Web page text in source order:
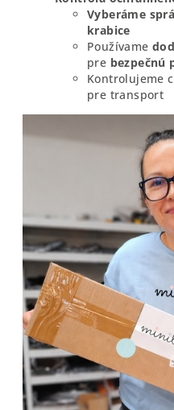
Vyberáme
krabice
Používame
pre bezpečnú
Kontrolujeme
pre transport